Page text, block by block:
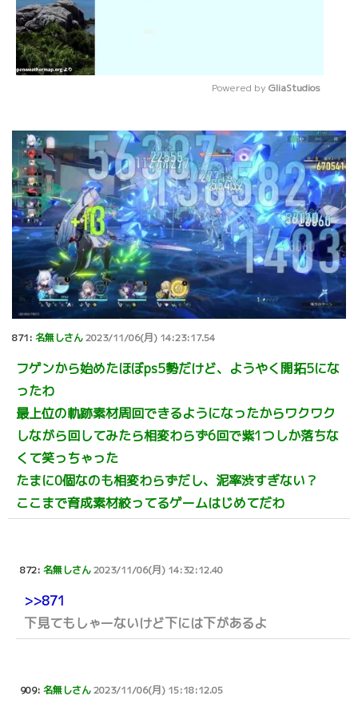
Powered by GliaStudios
871: 名無しさん2023/11/06(月) 14:23:17.54
フゲンから始めたほぼps5勢だけど、ようやく開拓5にな
ったわ
最上位の軌跡素材周回できるようになったからワクワク
しながら回してみたら相変わらず6回で紫1つしか落ちな
くて笑っちゃった
たまに0個なのも相変わらずだし、泥率渋すぎない？
ここまで育成素材絞ってるゲームはじめてだわ
872: 名無しさん2023/11/06(月) 14:32:12.40
>>871
下見てもしゃーないけど下には下があるよ
909: 名無しさん2023/11/06(月) 15:18:12.05